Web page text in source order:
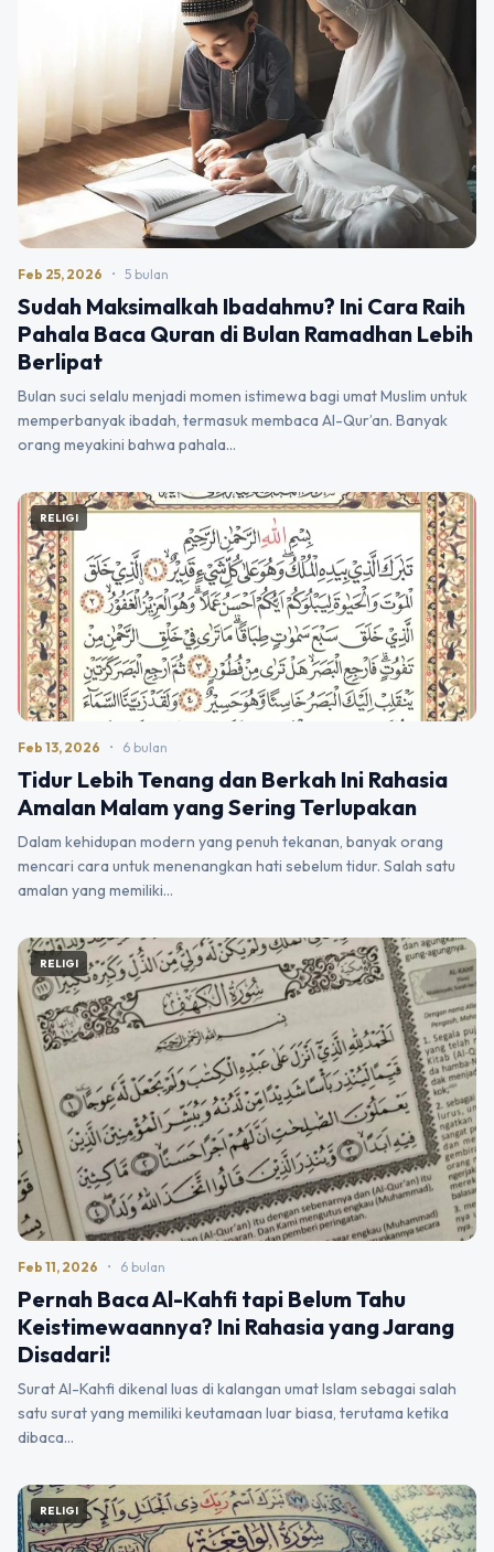
Feb 25, 2026 • 5 bulan
Sudah Maksimalkah Ibadahmu? Ini Cara Raih
Pahala Baca Quran di Bulan Ramadhan Lebih
Berlipat
Bulan suci selalu menjadi momen istimewa bagi umat Muslim untuk
memperbanyak ibadah, termasuk membaca Al-Qur’an. Banyak
orang meyakini bahwa pahala…
RELIGI
Feb 13, 2026 • 6 bulan
Tidur Lebih Tenang dan Berkah Ini Rahasia
Amalan Malam yang Sering Terlupakan
Dalam kehidupan modern yang penuh tekanan, banyak orang
mencari cara untuk menenangkan hati sebelum tidur. Salah satu
amalan yang memiliki…
RELIGI
Feb 11, 2026 • 6 bulan
Pernah Baca Al-Kahfi tapi Belum Tahu
Keistimewaannya? Ini Rahasia yang Jarang
Disadari!
Surat Al-Kahfi dikenal luas di kalangan umat Islam sebagai salah
satu surat yang memiliki keutamaan luar biasa, terutama ketika
dibaca…
RELIGI